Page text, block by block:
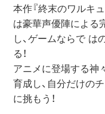
本作『終末のワルキ
は豪華声優陣による
し、ゲームならで は
る！
アニメに登場する神
育成し、自分だけの
に挑もう！